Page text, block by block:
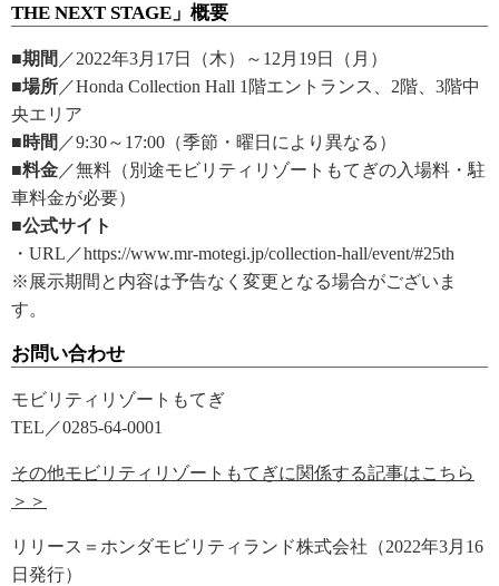
THE NEXT STAGE」概要
■期間 ／2022年3月17日（木）～12月19日（月）
■場所 ／Honda Collection Hall 1階エントランス、2階、3階中
央エリア
■時間 ／9:30～17:00（季節・曜日により異なる）
■料金 ／無料（別途モビリティリゾートもてぎの入場料・駐
車料金が必要）
■公式サイト
・URL／https://www.mr-motegi.jp/collection-hall/event/#25th
※展示期間と内容は予告なく変更となる場合がございま
す。
お問い合わせ
モビリティリゾートもてぎ
TEL／0285-64-0001
その他モビリティリゾートもてぎに関係する記事はこちら
＞＞
リリース＝ホンダモビリティランド株式会社（2022年3月16
日発行）